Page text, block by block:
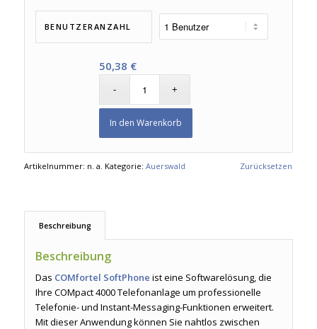
BENUTZERANZAHL
Zurücksetzen
50,38 €
In den Warenkorb
Artikelnummer: n. a. Kategorie: Auerswald
Beschreibung
Beschreibung
Das COMfortel SoftPhone ist eine Softwarelösung, die
Ihre COMpact 4000 Telefonanlage um professionelle
Telefonie- und Instant-Messaging-Funktionen erweitert.
Mit dieser Anwendung können Sie nahtlos zwischen